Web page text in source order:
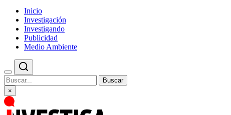
Inicio
Investigación
Investigando
Publicidad
Medio Ambiente
Buscar
×